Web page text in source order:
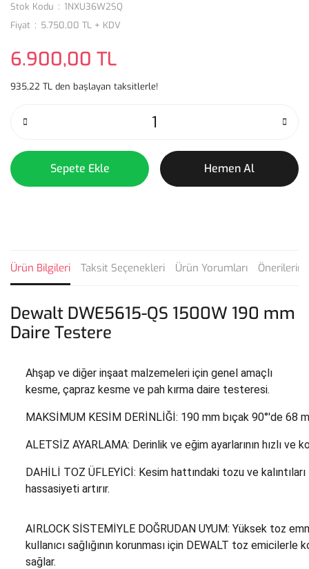
Stok Kodu
1NXU36W2SQ
Fiyat
5.750,00 TL + KDV
6.900,00 TL
935,22 TL den başlayan taksitlerle!
Sepete Ekle Hemen Al
Ürün Bilgileri Taksit Seçenekleri Ürün Yorumları
Dewalt DWE5615-QS 1500W 190 mm
Daire Testere
Ahşap ve diğer inşaat malzemeleri için genel amaçlı
kesme, çapraz kesme ve pah kırma daire testeresi.
MAKSİMUM KESİM DERİNLİĞİ: 190 mm bıçak 90°'de 68
ALETSİZ AYARLAMA: Derinlik ve eğim ayarlarının hızlı ve
DAHİLİ TOZ ÜFLEYİCİ: Kesim hattındaki tozu ve
hassasiyeti artırır.
AIRLOCK SİSTEMİYLE DOĞRUDAN UYUM: Yüksek toz
kullanıcı sağlığının korunması için DEWALT toz emicilerle
sağlar.